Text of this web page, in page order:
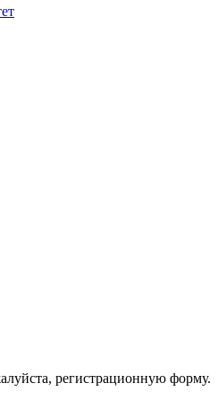
регистрационную форму.